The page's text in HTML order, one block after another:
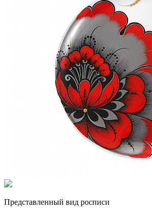
Представленный вид росписи